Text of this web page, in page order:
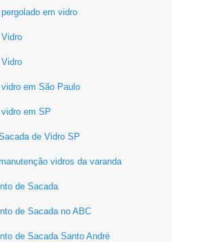
em vidro
em São Paulo
em SP
de Vidro SP
vidros da varanda
de Sacada
de Sacada no ABC
de Sacada Santo André